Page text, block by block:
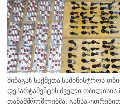
შინაგან საქმეთა სამინისტროს
დეპარტამენტის ძველი
თანამშრომლებმა,